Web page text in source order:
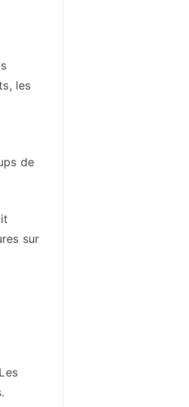
les
de
sur